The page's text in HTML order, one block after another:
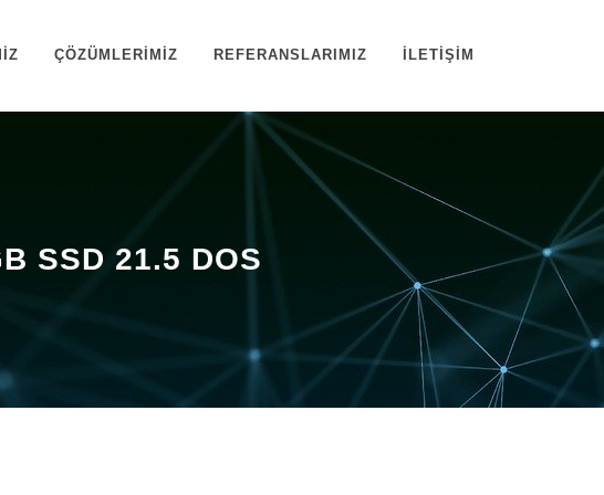
ÇÖZÜMLERİMİZ REFERANSLARIMIZ İLETİŞİM
SSD 21.5 DOS